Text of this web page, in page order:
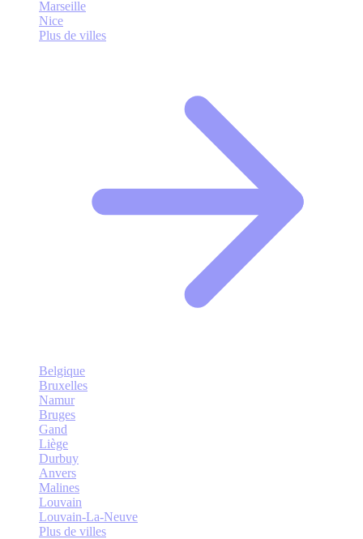
Marseille
Nice
Plus de villes
Belgique
Bruxelles
Namur
Bruges
Gand
Liège
Durbuy
Anvers
Malines
Louvain
Louvain-La-Neuve
Plus de villes